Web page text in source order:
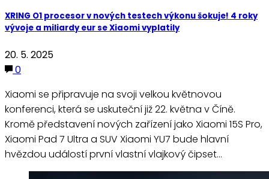
XRING O1 procesor v nových testech výkonu šokuje! 4 roky
vývoje a miliardy eur se Xiaomi vyplatily
20. 5. 2025
0
Xiaomi se připravuje na svoji velkou květnovou
konferenci, která se uskuteční již 22. května v Číně.
Kromě představení nových zařízení jako Xiaomi 15S Pro,
Xiaomi Pad 7 Ultra a SUV Xiaomi YU7 bude hlavní
hvězdou událostí první vlastní vlajkový čipset…